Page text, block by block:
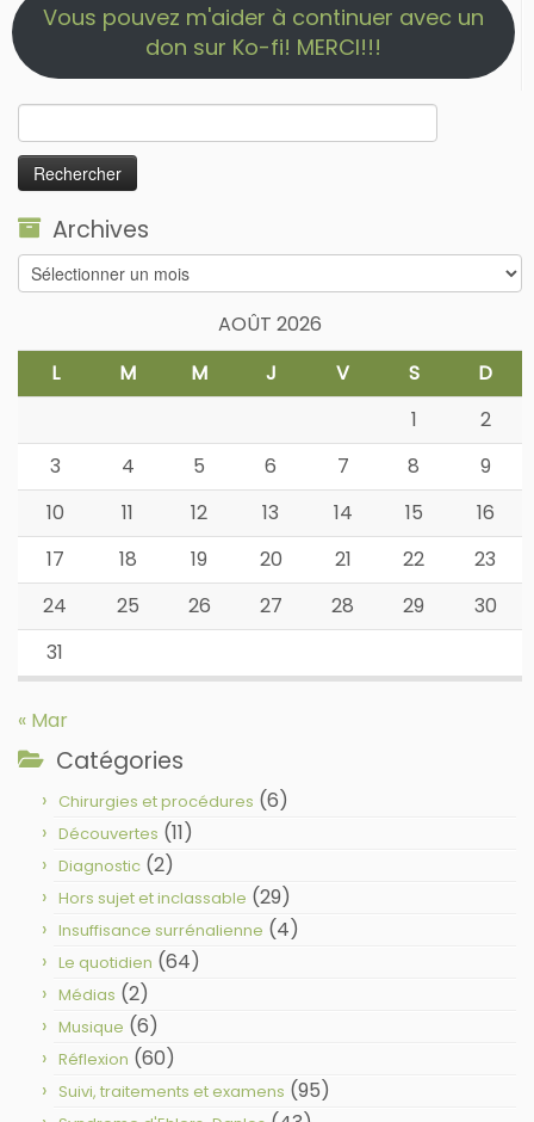
Vous pouvez m'aider à continuer avec un
don sur Ko-fi! MERCI!!!
Rechercher :
Archives
Archives
AOÛT 2026
L
M M J V S
D
1
2
3
4 5 6 7 8
9
10
11 12 13 14 15
16
17
18 19 20 21 22
23
24
25 26 27 28 29
30
31
« Mar
Catégories
Chirurgies et procédures (6)
Découvertes (11)
Diagnostic (2)
Hors sujet et inclassable (29)
Insuffisance surrénalienne (4)
Le quotidien (64)
Médias (2)
Musique (6)
Réflexion (60)
Suivi, traitements et examens (95)